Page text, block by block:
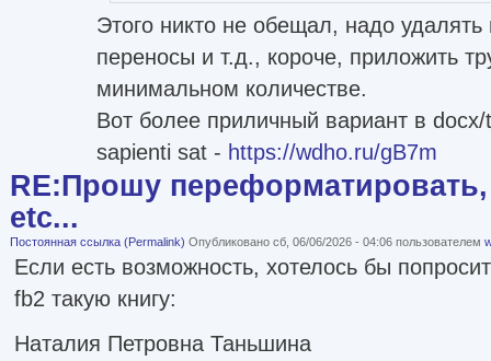
Этого никто не обещал, надо
переносы и т.д., короче, приложить
минимальном количестве.
Вот более приличный вариант в
sapienti sat - https://wdho.ru/gB7m
RE:Прошу переформатировать,
etc...
Постоянная ссылка (Permalink) Опубликовано сб, 06/06/2026 - 04:06 пользователем
Если есть возможность, хотелось бы
fb2 такую книгу:
Наталия Петровна Таньшина